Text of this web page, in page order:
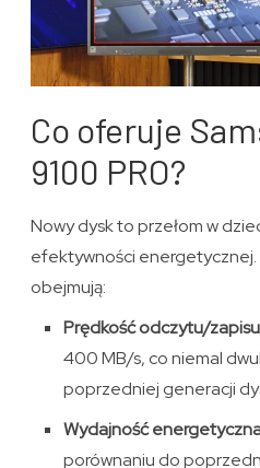
Co oferuje
9100 PRO?
Nowy dysk to przełom w
efektywności
obejmują:
Prędkość odczytu/
400 MB/s, co niemal
poprzedniej generacji
Wydajność
porównaniu do